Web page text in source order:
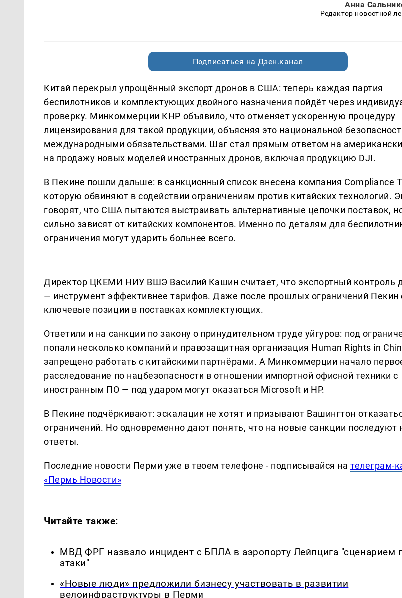
Анна
Редактор новостной
Подписаться на Дзен.канал
Китай перекрыл упрощённый экспорт дронов в США: теперь каждая партия
беспилотников и комплектующих двойного назначения пойдёт через
проверку. Минкоммерции КНР объявило, что отменяет ускоренную процедуру
лицензирования для такой продукции, объясняя это национальной
международными обязательствами. Шаг стал прямым ответом на
на продажу новых моделей иностранных дронов, включая продукцию DJI.
В Пекине пошли дальше: в санкционный список внесена компания Compliance
которую обвиняют в содействии ограничениям против китайских технологий.
говорят, что США пытаются выстраивать альтернативные цепочки поставок,
сильно зависят от китайских компонентов. Именно по деталям для
ограничения могут ударить больнее всего.
Директор ЦКЕМИ НИУ ВШЭ Василий Кашин считает, что экспортный контроль
— инструмент эффективнее тарифов. Даже после прошлых ограничений Пекин
ключевые позиции в поставках комплектующих.
Ответили и на санкции по закону о принудительном труде уйгуров: под
попали несколько компаний и правозащитная организация Human Rights in
запрещено работать с китайскими партнёрами. А Минкоммерции начало
расследование по нацбезопасности в отношении импортной офисной техники с
иностранным ПО — под ударом могут оказаться Microsoft и HP.
В Пекине подчёркивают: эскалации не хотят и призывают Вашингтон
ограничений. Но одновременно дают понять, что на новые санкции последуют
ответы.
Последние новости Перми уже в твоем телефоне - подписывайся нателеграм-
«Пермь Новости»
Читайте также:
МВД ФРГ назвало инцидент с БПЛА в аэропорту Лейпцига "сценарием
атаки"
«Новые люди» предложили бизнесу участвовать в развитии
велоинфраструктуры в Перми